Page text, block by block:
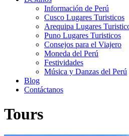
Información de Perú
Cusco Lugares Turisticos
Arequipa Lugares
Puno Lugares Turisticos
Consejos para el Viajero
Moneda del Perú
Festividades
Música y Danzas del Perú
Blog
Contáctanos
Tours